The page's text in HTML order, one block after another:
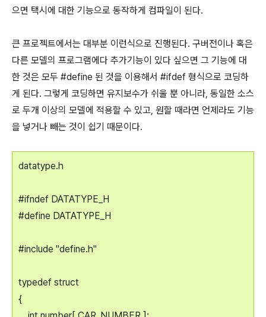
으면 택시에 대한 기능으로 동작하게 컴파일이 된다.
큰 프로젝트에서는 대부분 이런식으로 진행된다. 구버전이나 혹은
다른 모델의 프로그램에다 추가기능이 있다 싶으면 그 기능에 대
한 것은 모두 #define 된 것을 이용해서 #ifdef 형식으로 코딩하
게 된다. 그렇게 코딩하면 유지보수가 쉬울 뿐 아니라, 동일한 소스
로 두개 이상의 모델에 적용할 수 있고, 원할 때라면 언제라도 기능
을 넣거나 빼는 것이 쉽기 때문이다.
datatype.h
#ifndef DATATYPE_H
#define DATATYPE_H
#include "define.h"
typedef struct
{